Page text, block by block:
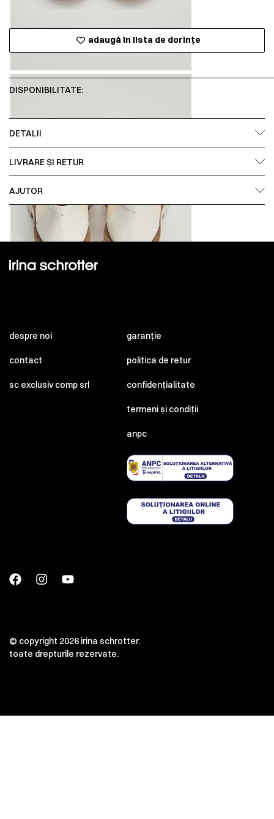
adaugă în lista de dorințe
DISPONIBILITATE:
DETALII
LIVRARE ȘI RETUR
AJUTOR
despre noi
contact
sc exclusiv comp srl
garanție
politica de retur
confidențialitate
termeni și condiții
anpc
© copyright 2026 irina schrotter.
toate drepturile rezervate.